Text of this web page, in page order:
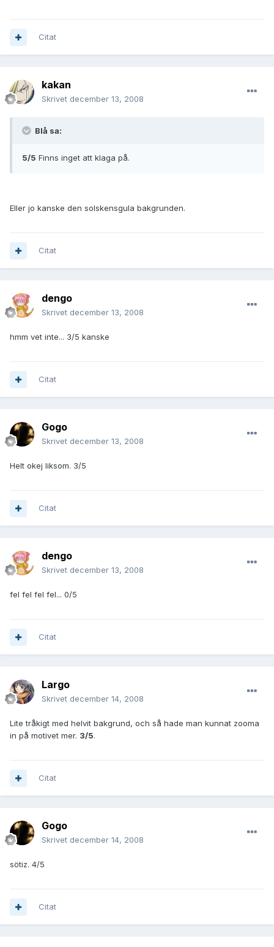
Citat
kakan
Skrivet december 13, 2008
Blå sa:
5/5 Finns inget att klaga på.
Eller jo kanske den solskensgula bakgrunden.
Citat
dengo
Skrivet december 13, 2008
hmm vet inte... 3/5 kanske
Citat
Gogo
Skrivet december 13, 2008
Helt okej liksom. 3/5
Citat
dengo
Skrivet december 13, 2008
fel fel fel fel... 0/5
Citat
Largo
Skrivet december 14, 2008
Lite tråkigt med helvit bakgrund, och så hade man kunnat zooma
in på motivet mer. 3/5.
Citat
Gogo
Skrivet december 14, 2008
sötiz. 4/5
Citat